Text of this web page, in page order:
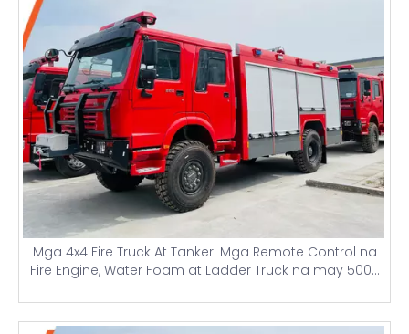
Mga 4x4 Fire Truck At Tanker: Mga Remote Control na
Fire Engine, Water Foam at Ladder Truck na may 5000